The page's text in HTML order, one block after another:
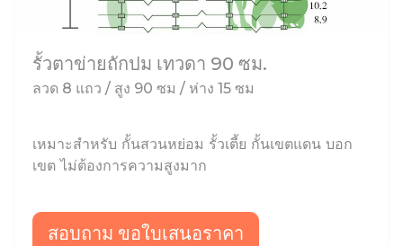
รั้วตาข่ายถักปม เทวดา 90 ซม.
ลวด 8 แถว / สูง 90 ซม / ห่าง 15 ซม
เหมาะสำหรับ กั้นสวนหย่อม รั้วเตี้ย กั้นเขตแดน บอก
เขต ไม่ต้องการความสูงมาก
สอบถาม ขอใบเสนอราคา